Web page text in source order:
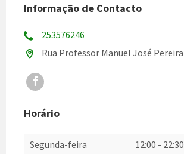
Informação de Contacto
253576246
Rua Professor Manuel José Pereira
Facebook
Horário
Segunda-feira 12:00 - 22:30